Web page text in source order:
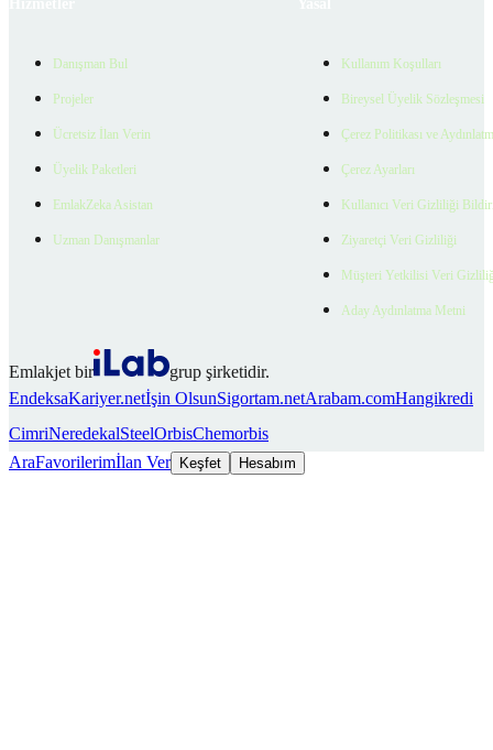
Danışman Bul
Projeler
Ücretsiz İlan Verin
Üyelik Paketleri
EmlakZeka Asistan
Uzman Danışmanlar
Kullanım Koşulları
Bireysel Üyelik Sözleşmesi
Çerez Politikası ve
Çerez Ayarları
Kullanıcı Veri Gizliliği
Ziyaretçi Veri Gizliliği
Müşteri Yetkilisi Veri
Aday Aydınlatma Metni
Emlakjet bir
grup şirketidir.
EndeksaKariyer.netİşin OlsunSigortam.netArabam.comHangikredi
CimriNeredekalSteelOrbisChemorbis
AraFavorilerimİlan Ver Keşfet Hesabım